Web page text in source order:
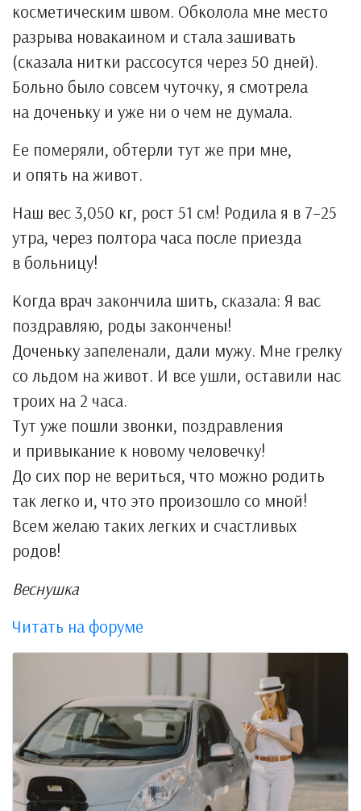
косметическим швом. Обколола мне место
разрыва новакаином и стала зашивать
(сказала нитки рассосутся через 50 дней).
Больно было совсем чуточку, я смотрела
на доченьку и уже ни о чем не думала.
Ее померяли, обтерли тут же при мне,
и опять на живот.
Наш вес 3,050 кг, рост 51 см! Родила я в 7–25
утра, через полтора часа после приезда
в больницу!
Когда врач закончила шить, сказала: Я вас
поздравляю, роды закончены!
Доченьку запеленали, дали мужу. Мне грелку
со льдом на живот. И все ушли, оставили нас
троих на 2 часа.
Тут уже пошли звонки, поздравления
и привыкание к новому человечку!
До сих пор не вериться, что можно родить
так легко и, что это произошло со мной!
Всем желаю таких легких и счастливых
родов!
Веснушка
Читать на форуме